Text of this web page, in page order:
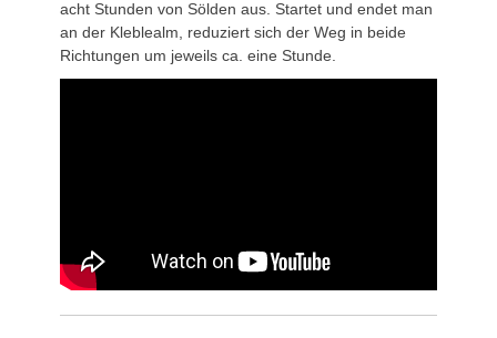
acht Stunden von Sölden aus. Startet und endet man
an der Kleblealm, reduziert sich der Weg in beide
Richtungen um jeweils ca. eine Stunde.